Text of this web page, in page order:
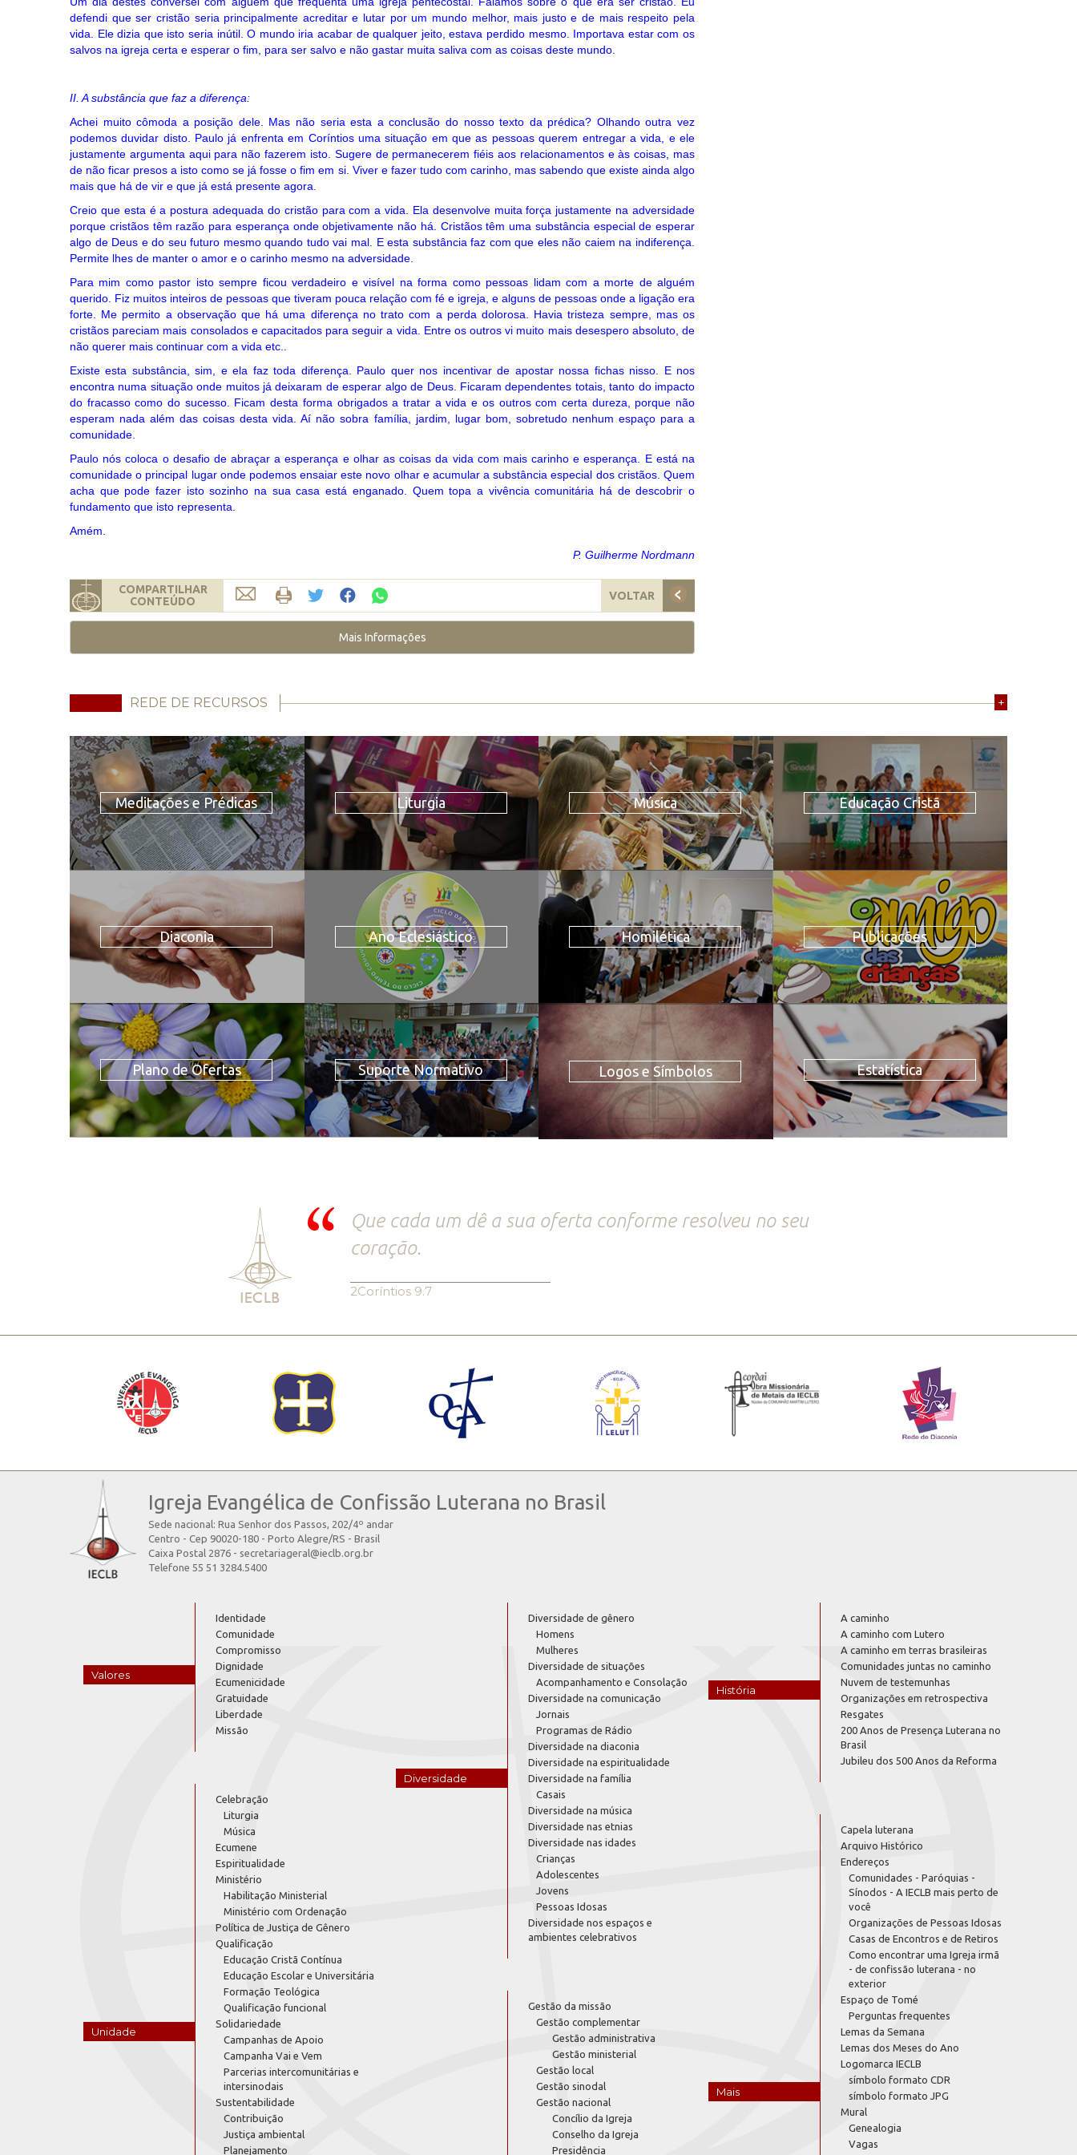
defendi que ser cristão seria principalmente acreditar e lutar por um mundo melhor, mais justo e de mais respeito pela
vida. Ele dizia que isto seria inútil. O mundo iria acabar de qualquer jeito, estava perdido mesmo. Importava estar com os
salvos na igreja certa e esperar o fim, para ser salvo e não gastar muita saliva com as coisas deste mundo.
II. A substância que faz a diferença:
Achei muito cômoda a posição dele. Mas não seria esta a conclusão do nosso texto da prédica? Olhando outra vez
podemos duvidar disto. Paulo já enfrenta em Coríntios uma situação em que as pessoas querem entregar a vida, e ele
justamente argumenta aqui para não fazerem isto. Sugere de permanecerem fiéis aos relacionamentos e às coisas, mas
de não ficar presos a isto como se já fosse o fim em si. Viver e fazer tudo com carinho, mas sabendo que existe ainda algo
mais que há de vir e que já está presente agora.
Creio que esta é a postura adequada do cristão para com a vida. Ela desenvolve muita força justamente na adversidade
porque cristãos têm razão para esperança onde objetivamente não há. Cristãos têm uma substância especial de esperar
algo de Deus e do seu futuro mesmo quando tudo vai mal. E esta substância faz com que eles não caiem na indiferença.
Permite lhes de manter o amor e o carinho mesmo na adversidade.
Para mim como pastor isto sempre ficou verdadeiro e visível na forma como pessoas lidam com a morte de alguém
querido. Fiz muitos inteiros de pessoas que tiveram pouca relação com fé e igreja, e alguns de pessoas onde a ligação era
forte. Me permito a observação que há uma diferença no trato com a perda dolorosa. Havia tristeza sempre, mas os
cristãos pareciam mais consolados e capacitados para seguir a vida. Entre os outros vi muito mais desespero absoluto, de
não querer mais continuar com a vida etc..
Existe esta substância, sim, e ela faz toda diferença. Paulo quer nos incentivar de apostar nossa fichas nisso. E nos
encontra numa situação onde muitos já deixaram de esperar algo de Deus. Ficaram dependentes totais, tanto do impacto
do fracasso como do sucesso. Ficam desta forma obrigados a tratar a vida e os outros com certa dureza, porque não
esperam nada além das coisas desta vida. Aí não sobra família, jardim, lugar bom, sobretudo nenhum espaço para a
comunidade.
Paulo nós coloca o desafio de abraçar a esperança e olhar as coisas da vida com mais carinho e esperança. E está na
comunidade o principal lugar onde podemos ensaiar este novo olhar e acumular a substância especial dos cristãos. Quem
acha que pode fazer isto sozinho na sua casa está enganado. Quem topa a vivência comunitária há de descobrir o
fundamento que isto representa.
Amém.
P. Guilherme Nordmann
COMPARTILHAR
CONTEÚDO
VOLTAR
Mais Informações
REDE DE RECURSOS +
Meditações e Prédicas Liturgia Música Educação Cristã
Diaconia Ano Eclesiástico Homilética Publicações
Plano de Ofertas Suporte Normativo Logos e Símbolos Estatística
Que cada um dê a sua oferta conforme resolveu no seu
coração.
2Coríntios 9.7
Igreja Evangélica de Confissão Luterana no Brasil
Sede nacional: Rua Senhor dos Passos, 202/4º andar
Centro - Cep 90020-180 - Porto Alegre/RS - Brasil
Caixa Postal 2876 - secretariageral@ieclb.org.br
Telefone 55 51 3284.5400
Valores
Identidade
Comunidade
Compromisso
Dignidade
Ecumenicidade
Gratuidade
Liberdade
Missão
Unidade
Celebração
Liturgia
Música
Ecumene
Espiritualidade
Ministério
Habilitação Ministerial
Ministério com Ordenação
Política de Justiça de Gênero
Qualificação
Educação Cristã Contínua
Educação Escolar e Universitária
Formação Teológica
Qualificação funcional
Solidariedade
Campanhas de Apoio
Campanha Vai e Vem
Parcerias intercomunitárias e
intersinodais
Sustentabilidade
Contribuição
Justiça ambiental
Planejamento
Diversidade
Diversidade de gênero
Homens
Mulheres
Diversidade de situações
Acompanhamento e Consolação
Diversidade na comunicação
Jornais
Programas de Rádio
Diversidade na diaconia
Diversidade na espiritualidade
Diversidade na família
Casais
Diversidade na música
Diversidade nas etnias
Diversidade nas idades
Crianças
Adolescentes
Jovens
Pessoas Idosas
Diversidade nos espaços e
ambientes celebrativos
Gestão da missão
Gestão complementar
Gestão administrativa
Gestão ministerial
Gestão local
Gestão sinodal
Gestão nacional
Concílio da Igreja
Conselho da Igreja
Presidência
História
A caminho
A caminho com Lutero
A caminho em terras brasileiras
Comunidades juntas no caminho
Nuvem de testemunhas
Organizações em retrospectiva
Resgates
200 Anos de Presença Luterana no
Brasil
Jubileu dos 500 Anos da Reforma
Mais
Capela luterana
Arquivo Histórico
Endereços
Comunidades - Paróquias -
Sínodos - A IECLB mais perto de
você
Organizações de Pessoas Idosas
Casas de Encontros e de Retiros
Como encontrar uma Igreja irmã
- de confissão luterana - no
exterior
Espaço de Tomé
Perguntas frequentes
Lemas da Semana
Lemas dos Meses do Ano
Logomarca IECLB
símbolo formato CDR
símbolo formato JPG
Mural
Genealogia
Vagas